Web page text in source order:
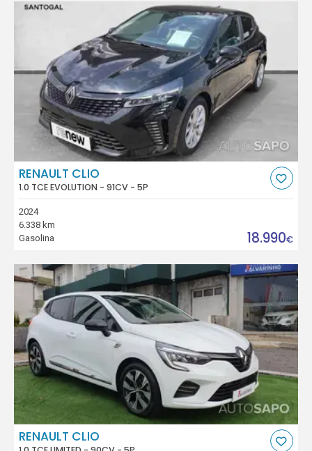
RENAULT CLIO
1.0 TCE EVOLUTION - 91CV - 5P
2024
6.338 km
Gasolina
18.990€
RENAULT CLIO